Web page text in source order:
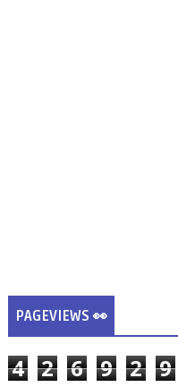
PAGEVIEWS 👀
4 2 6 9 2 9